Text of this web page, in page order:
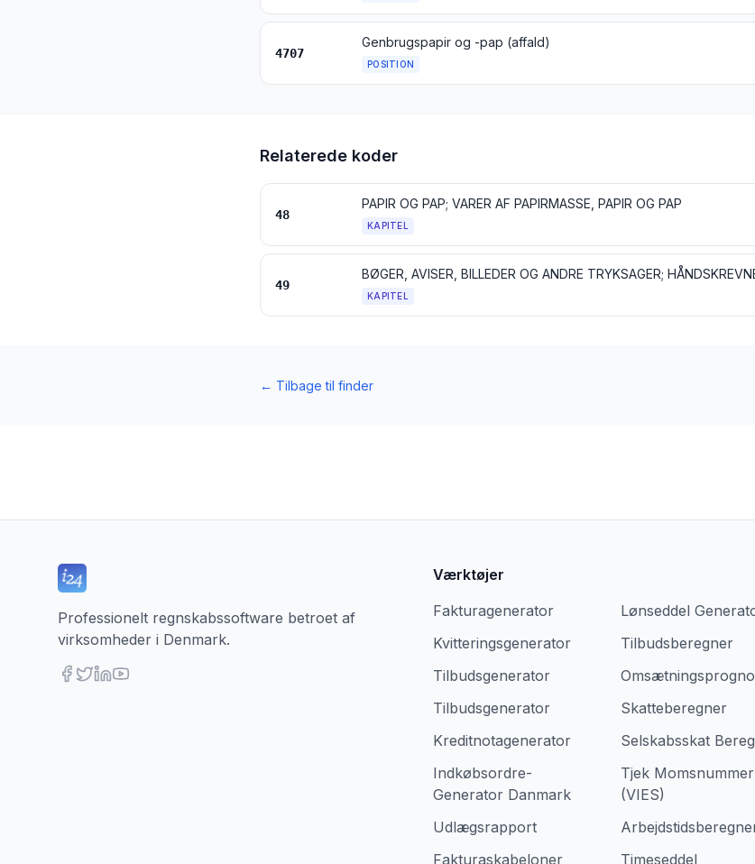
4707
Genbrugspapir og -pap (affald)
POSITION
Relaterede koder
48
PAPIR OG PAP; VARER AF PAPIRMASSE, PAPIR OG PAP
KAPITEL
49
KAPITEL
← Tilbage til finder
Professionelt regnskabssoftware betroet af
virksomheder i Denmark.
Værktøjer
Fakturagenerator
Kvitteringsgenerator
Tilbudsgenerator
Tilbudsgenerator
Kreditnotagenerator
Indkøbsordre-
Generator Danmark
Udlægsrapport
Fakturaskabeloner
Lønseddel
Tilbudsberegner
Skatteberegner
Selskabsskat
Tjek Momsnummer
(VIES)
Timeseddel